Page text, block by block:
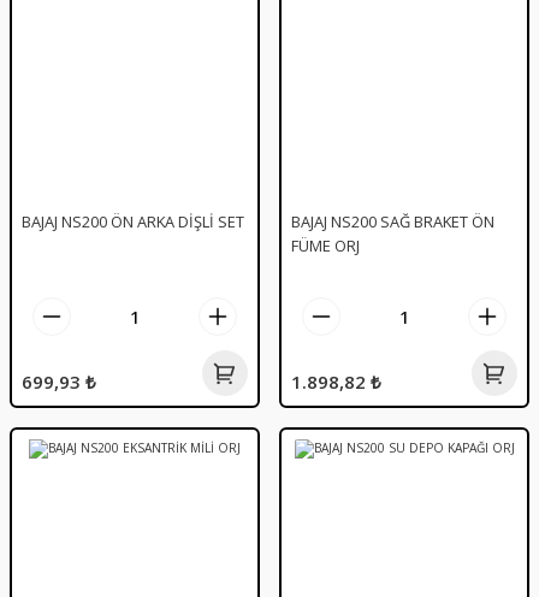
BAJAJ NS200 ÖN ARKA DİŞLİ SET
699,93 ₺
BAJAJ NS200 SAĞ BRAKET ÖN
FÜME ORJ
1.898,82 ₺